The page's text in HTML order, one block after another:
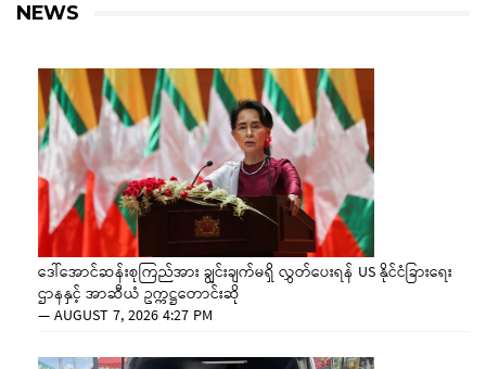
NEWS
ဒေါ်အောင်ဆန်းစုကြည်အား ချွင်းချက်မရှိ လွှတ်ပေးရန် US နိုင်ငံခြားရေး
ဌာနနှင့် အာဆီယံ ဥက္ကဋ္ဌတောင်းဆို
—AUGUST 7, 2026 4:27 PM